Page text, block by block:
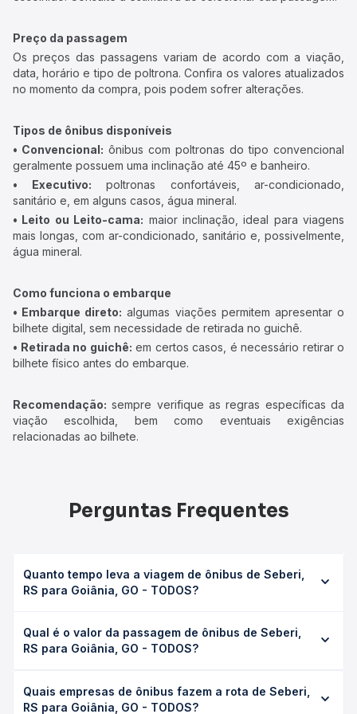
Preço da passagem
Os preços das passagens variam de acordo com a viação,
data, horário e tipo de poltrona. Confira os valores atualizados
no momento da compra, pois podem sofrer alterações.
Tipos de ônibus disponíveis
• Convencional: ônibus com poltronas do tipo convencional
geralmente possuem uma inclinação até 45º e banheiro.
• Executivo: poltronas confortáveis, ar-condicionado,
sanitário e, em alguns casos, água mineral.
• Leito ou Leito-cama: maior inclinação, ideal para viagens
mais longas, com ar-condicionado, sanitário e, possivelmente,
água mineral.
Como funciona o embarque
• Embarque direto: algumas viações permitem apresentar o
bilhete digital, sem necessidade de retirada no guichê.
• Retirada no guichê: em certos casos, é necessário retirar o
bilhete físico antes do embarque.
Recomendação: sempre verifique as regras específicas da
viação escolhida, bem como eventuais exigências
relacionadas ao bilhete.
Perguntas Frequentes
Quanto tempo leva a viagem de ônibus de Seberi,
RS para Goiânia, GO - TODOS?
TODOS leva em média 30h 48min, podendo variar
conforme a viação, o tipo de serviço (convencional,
duração exata de cada opção na data desejada.
Qual é o valor da passagem de ônibus de Seberi,
RS para Goiânia, GO - TODOS?
Goiânia, GO - TODOS custa em média R$ 483,88 e varia
conforme a data da viagem, a empresa, o tipo de poltrona
Quais empresas de ônibus fazem a rota de Seberi,
RS para Goiânia, GO - TODOS?